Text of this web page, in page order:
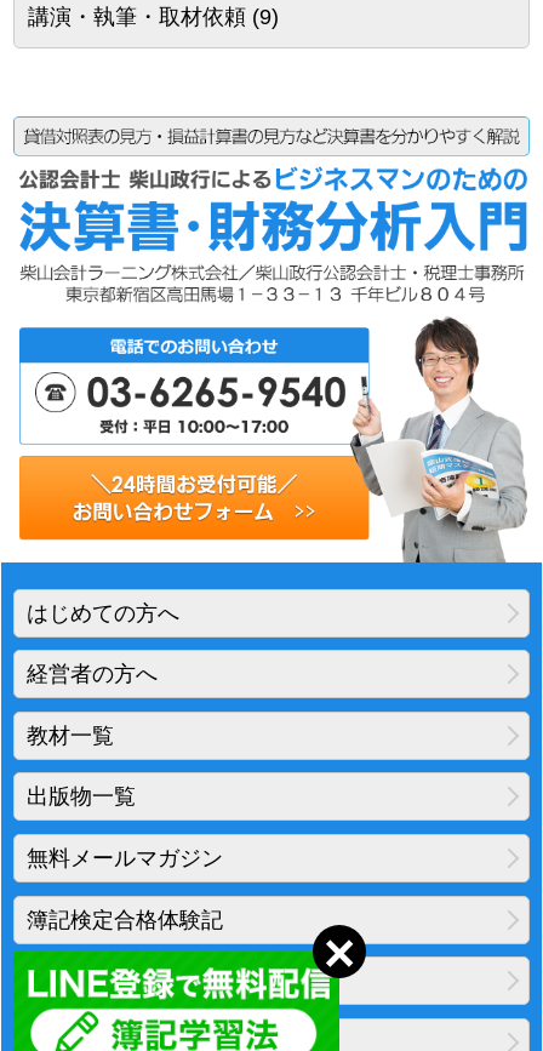
講演・執筆・取材依頼(9)
はじめての方へ
経営者の方へ
教材一覧
出版物一覧
無料メールマガジン
簿記検定合格体験記
地図・アクセス
プライバシーポリシー